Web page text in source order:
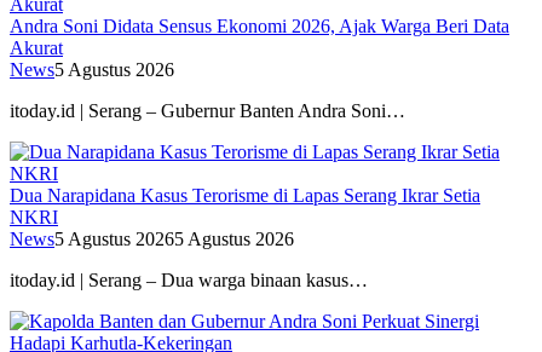
Andra Soni Didata Sensus Ekonomi 2026, Ajak Warga Beri Data
Akurat
News5 Agustus 2026
itoday.id | Serang – Gubernur Banten Andra Soni…
Dua Narapidana Kasus Terorisme di Lapas Serang Ikrar Setia
NKRI
News5 Agustus 20265 Agustus 2026
itoday.id | Serang – Dua warga binaan kasus…